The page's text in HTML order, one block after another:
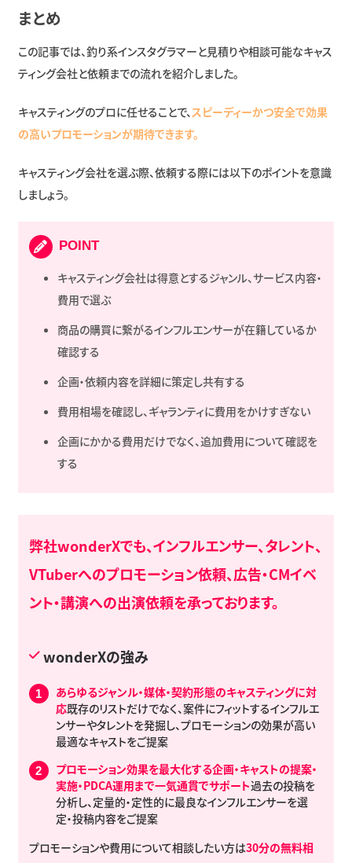
まとめ
この記事では、釣り系インスタグラマーと見積りや相談可能なキャス
ティング会社と依頼までの流れを紹介しました。
キャスティングのプロに任せることで、スピーディーかつ安全で効果
の高いプロモーションが期待できます。
キャスティング会社を選ぶ際、依頼する際には以下のポイントを意識
しましょう。
POINT
キャスティング会社は得意とするジャンル、サービス内容・
費用で選ぶ
商品の購買に繋がるインフルエンサーが在籍しているか
確認する
企画・依頼内容を詳細に策定し共有する
費用相場を確認し、ギャランティに費用をかけすぎない
企画にかかる費用だけでなく、追加費用について確認を
する
弊社wonderXでも、インフルエンサー、タレント、
VTuberへのプロモーション依頼、広告・CMイベ
ント・講演への出演依頼を承っております。
wonderXの強み
あらゆるジャンル・媒体・契約形態のキャスティングに対
応既存のリストだけでなく、案件にフィットするインフルエ
ンサーやタレントを発掘し、プロモーションの効果が高い
最適なキャストをご提案
プロモーション効果を最大化する企画・キャストの提案・
実施・PDCA運用まで一気通貫でサポート過去の投稿を
分析し、定量的・定性的に最良なインフルエンサーを選
定・投稿内容をご提案
プロモーションや費用について相談したい方は30分の無料相